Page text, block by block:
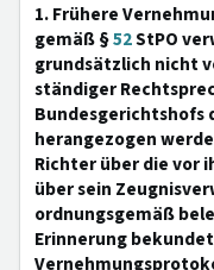
1. Frühere
gemäß §52StPO
grundsätzlich nicht
ständiger
Bundesgerichtshofs
herangezogen
Richter über die vor
über sein
ordnungsgemäß
Erinnerung